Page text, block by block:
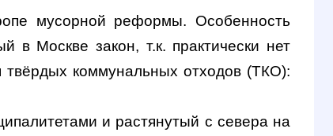
мусорной реформы. Особенность
в Москве закон, т.к. практически нет
твёрдых коммунальных отходов (ТКО):
и растянутый с севера на